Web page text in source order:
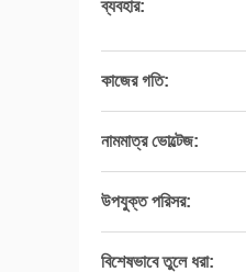
ব্যবহার:
কাজের গতি:
নামমাত্র ভোল্টেজ:
উপযুক্ত পরিসর:
বিশেষভাবে তুলে ধরা: